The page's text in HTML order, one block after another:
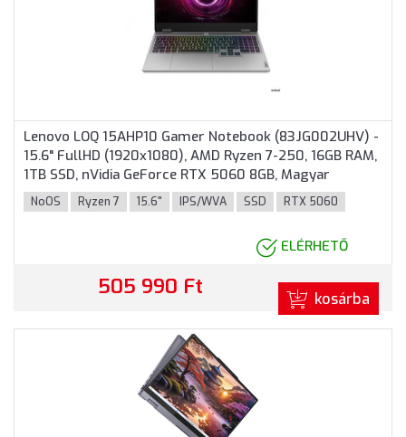
Lenovo LOQ 15AHP10 Gamer Notebook (83JG002UHV) -
15.6" FullHD (1920x1080), AMD Ryzen 7-250, 16GB RAM,
1TB SSD, nVidia GeForce RTX 5060 8GB, Magyar
billentyűzet, Operációs rendszer nélkül, 3 év garancia,
Szürke színben
NoOS Ryzen 7 15.6" IPS/WVA SSD RTX 5060
ELÉRHETŐ
505 990 Ft kosárba